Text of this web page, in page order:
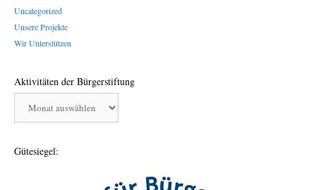
Uncategorized
Unsere Projekte
Wir Unterstützen
Aktivitäten der Bürgerstiftung
Bürgerstiftung
Gütesiegel: